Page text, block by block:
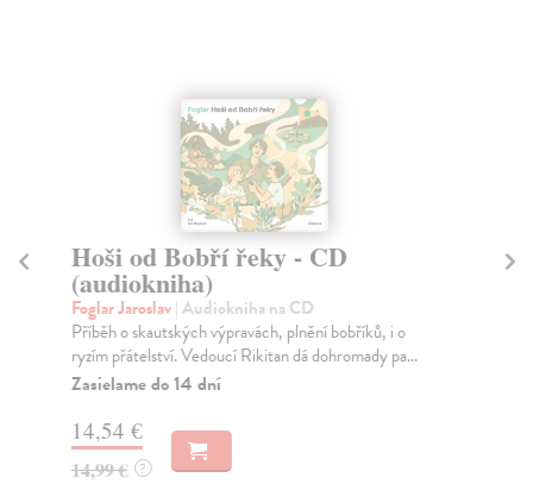
Hoši od Bobří řeky - CD
(audiokniha)
Foglar Jaroslav| Audiokniha na CD
Příběh o skautských výpravách, plnění bobříků, i o
ryzím přátelství. Vedoucí Rikitan dá dohromady pa...
Zasielame do 14 dní
14,54 €
14,99 € ?